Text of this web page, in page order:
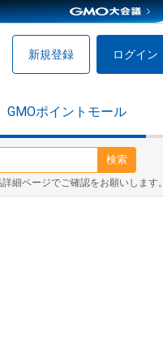
新規登録 ログイン
GMOポイントモール
検索
細ページでご確認をお願いします。